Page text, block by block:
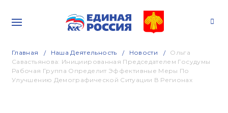
Главная Наша Деятельность Новости
Ольга
Савастьянова: Инициированная Председателем Госудумы
Рабочая Группа Определит Эффективные Меры По
Улучшению Демографической Ситуации В Регионах